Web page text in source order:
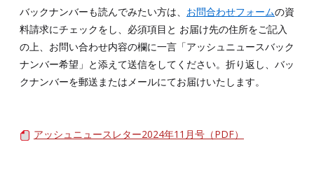
バックナンバーも読んでみたい方は、 お問合わせフォームの資
料請求にチェックをし、必須項目と お届け先の住所をご記入
の上、お問い合わせ内容の欄に一言「アッシュニュースバック
ナンバー希望」と添えて送信をしてください。折り返し、バッ
クナンバーを郵送またはメールにてお届けいたします。
アッシュニュースレター2024年11月号（PDF）